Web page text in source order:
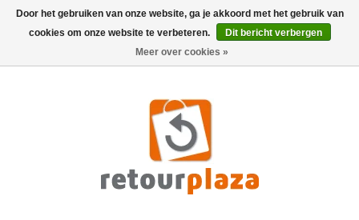
Door het gebruiken van onze website, ga je akkoord met het gebruik van
cookies om onze website te verbeteren.
Dit bericht verbergen
Meer over cookies »